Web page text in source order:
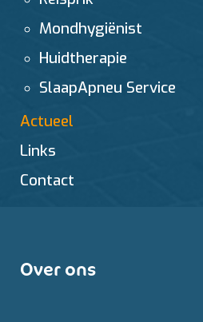
Mondhygiënist
Huidtherapie
SlaapApneu Service
Actueel
Links
Contact
Over ons